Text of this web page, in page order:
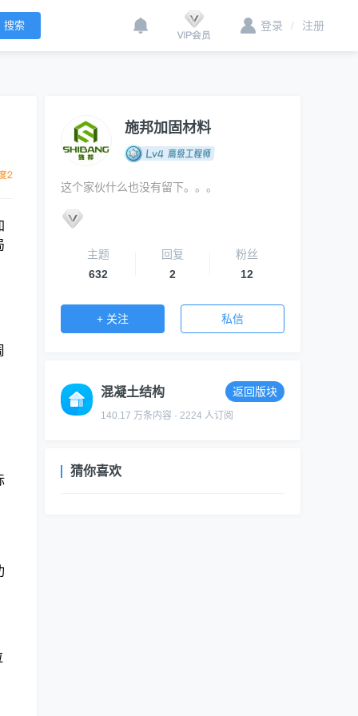
登录 / 注册
施邦加固材料
这个家伙什么也没有留下。。。
主题
632
回复
2
粉丝
12
+ 关注 私信
混凝土结构 返回版块
140.17 万条内容 · 2224 人订阅
猜你喜欢